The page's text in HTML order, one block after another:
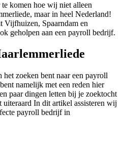
komen hoe wij niet alleen
maar in heel Nederland!
Vijfhuizen, Spaarndam en
geholpen aan een payroll bedrijf.
zoeken bent naar een payroll
namelijk met een reden hier
paar dingen letten bij je zoektocht
In dit artikel assisteren wij
payroll bedrijf in